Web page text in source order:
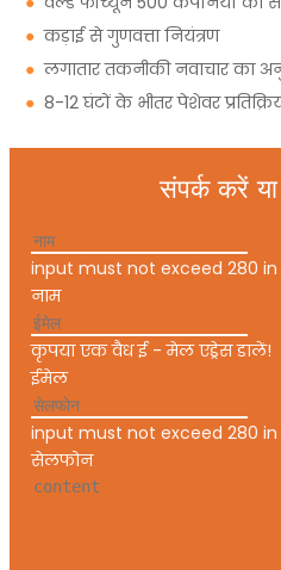
●कड़ाई से गुणवत्ता नियंत्रण
●लगातार तकनीकी नवाचार का
●8-12 घंटों के भीतर पेशेवर
संपर्क करें
input must not exceed 280
नाम
कृपया एक वैध ई - मेल एड्रेस डालें!
ईमेल
input must not exceed 280
सेलफोन